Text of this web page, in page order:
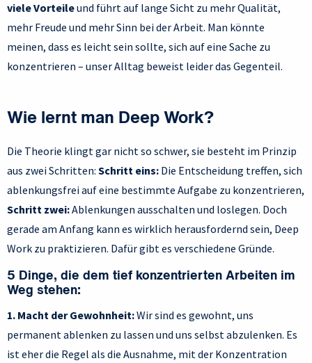
viele Vorteileund führt auf lange Sicht zu mehr Qualität,
mehr Freude und mehr Sinn bei der Arbeit. Man könnte
meinen, dass es leicht sein sollte, sich auf eine Sache zu
konzentrieren – unser Alltag beweist leider das Gegenteil.
Wie lernt man Deep Work?
Die Theorie klingt gar nicht so schwer, sie besteht im Prinzip
aus zwei Schritten: Schritt eins: Die Entscheidung treffen, sich
ablenkungsfrei auf eine bestimmte Aufgabe zu konzentrieren,
Schritt zwei:Ablenkungen ausschalten und loslegen. Doch
gerade am Anfang kann es wirklich herausfordernd sein, Deep
Work zu praktizieren. Dafür gibt es verschiedene Gründe.
5 Dinge, die dem tief konzentrierten Arbeiten im
Weg stehen:
1. Macht der Gewohnheit:Wir sind es gewohnt, uns
permanent ablenken zu lassen und uns selbst abzulenken. Es
ist eher die Regel als die Ausnahme, mit der Konzentration